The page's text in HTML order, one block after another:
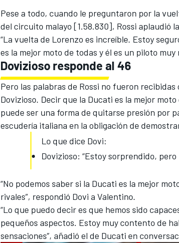
Pese a todo, cuando le preguntaron por la
del circuito malayo [1.58.830], Rossi aplaudió
“La vuelta de Lorenzo es increíble. Estoy
es la mejor moto de todas y él es un piloto
Dovizioso responde al 46
Pero las palabras de Rossi no fueron
Dovizioso. Decir que la Ducati es la mejor
puede ser una forma de quitarse presión por
escudería italiana en la obligación de
Lo que dice Dovi:
Dovizioso: “Estoy sorprendido,
“No podemos saber si la Ducati es la mejor
rivales”, respondió Dovi a Valentino.
“Lo que puedo decir es que hemos sido
pequeños aspectos. Estoy muy contento de
sensaciones”, añadió el de Ducati en